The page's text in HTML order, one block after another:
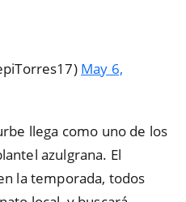
May 6,
llega como uno de los
azulgrana. El
la temporada, todos